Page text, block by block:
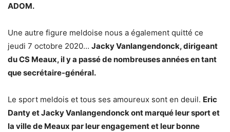
ADOM.
Une autre figure meldoise nous a également quitté ce
jeudi 7 octobre 2020… Jacky Vanlangendonck, dirigeant
du CS Meaux, il y a passé de nombreuses années en tant
que secrétaire-général.
Le sport meldois et tous ses amoureux sont en deuil. Eric
Danty et Jacky Vanlangendonck ont marqué leur sport et
la ville de Meaux par leur engagement et leur bonne